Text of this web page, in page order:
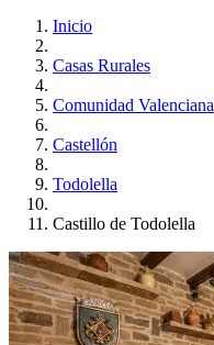
Inicio
Casas Rurales
Comunidad Valenciana
Castellón
Todolella
Castillo de Todolella